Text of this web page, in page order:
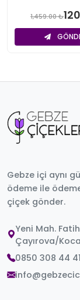
1,459.00 ₺
Gebze içi aynı
ödeme ile
çiçek gönder.
Yeni Mah.
Çayırova/
0850 308 44 41